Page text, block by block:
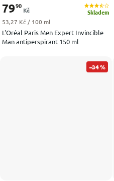
L'Oréal Paris Men Expert Invincible
Man antiperspirant 150 ml
Skladem
7990
Kč
Měrná cena:
53,27 Kč / 100 ml
–34 %